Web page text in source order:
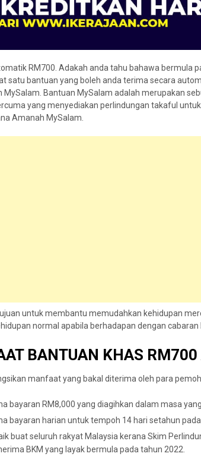
RM700. Adakah anda tahu bahawa bermula
satu bantuan yang boleh anda terima secara
MySalam. Bantuan MySalam adalah merupakan
yang menyediakan perlindungan takaful
Amanah MySalam.
untuk membantu memudahkan kehidupan
normal apabila berhadapan dengan
BANTUAN KHAS
manfaat yang bakal diterima oleh para
bayaran RM8,000 yang diagihkan dalam masa
bayaran harian untuk tempoh 14 hari setahun
buat seluruh rakyat Malaysia kerana Skim
BKM yang layak bermula pada tahun 2022.